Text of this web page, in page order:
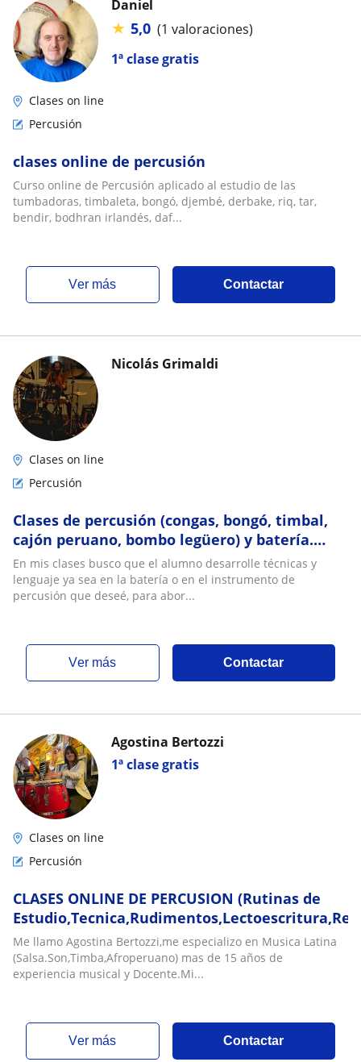
1ª clase gratis
Daniel
★ 5,0 (1 valoraciones)
Clases on line
Percusión
clases online de percusión
Curso online de Percusión aplicado al estudio de las
tumbadoras, timbaleta, bongó, djembé, derbake, riq, tar,
bendir, bodhran irlandés, daf...
ver más Contactar
Nicolás Grimaldi
Clases on line
Percusión
Clases de percusión (congas, bongó, timbal,
cajón peruano, bombo legüero) y batería.
Online y presencial
En mis clases busco que el alumno desarrolle técnicas y
lenguaje ya sea en la batería o en el instrumento de
percusión que deseé, para abor...
ver más Contactar
1ª clase gratis
Agostina Bertozzi
Clases on line
Percusión
CLASES ONLINE DE PERCUSION (Rutinas de
Me llamo Agostina Bertozzi,me especializo en Musica Latina
(Salsa.Son,Timba,Afroperuano) mas de 15 años de
experiencia musical y Docente.Mi...
ver más Contactar